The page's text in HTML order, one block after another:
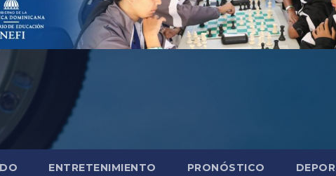
ENTRETENIMIENTO PRONÓSTICO